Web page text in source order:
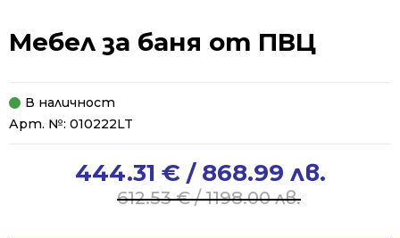
Мебел за баня от ПВЦ
В наличност
Арт. №: 010222LT
612.53€/ 1198.00 лв.
444.31 € / 868.99 лв.